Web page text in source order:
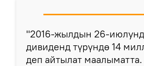
"2016-жылдын 26-
дивиденд түрүндө 14
деп айтылат маалыматта.